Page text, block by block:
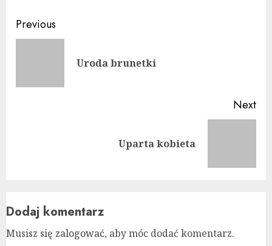
Continue
Previous
Uroda brunetki
Next
Uparta kobieta
Dodaj komentarz
Musisz się zalogować, aby móc dodać komentarz.